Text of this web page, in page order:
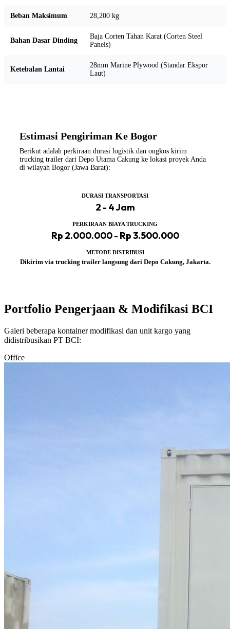
Beban Maksimum 28,200 kg
Bahan Dasar Dinding
Baja Corten Tahan Karat (Corten Steel
Panels)
Ketebalan Lantai
28mm Marine Plywood (Standar Ekspor
Laut)
Estimasi Pengiriman Ke Bogor
Berikut adalah perkiraan durasi logistik dan ongkos kirim
trucking trailer dari Depo Utama Cakung ke lokasi proyek Anda
di wilayah Bogor (Jawa Barat):
DURASI TRANSPORTASI
2 - 4 Jam
PERKIRAAN BIAYA TRUCKING
Rp 2.000.000 - Rp 3.500.000
METODE DISTRIBUSI
Dikirim via trucking trailer langsung dari Depo Cakung, Jakarta.
Portfolio Pengerjaan & Modifikasi BCI
Galeri beberapa kontainer modifikasi dan unit kargo yang
didistribusikan PT BCI:
Office